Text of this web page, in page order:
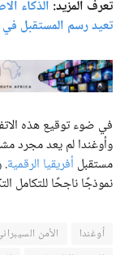
تعرف المزيد:
تعيد رسم المستقبل في
في ضوء توقيع هذه
وأوغندا لم يعد مجرد
مستقبل أفريقيا الرقمية.
نموذجًا ناجحًا للتكامل
أوغندا الأمن